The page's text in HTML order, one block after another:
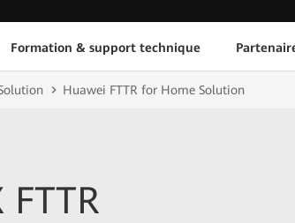
Formation & support technique
Huawei FTTR for Home Solution